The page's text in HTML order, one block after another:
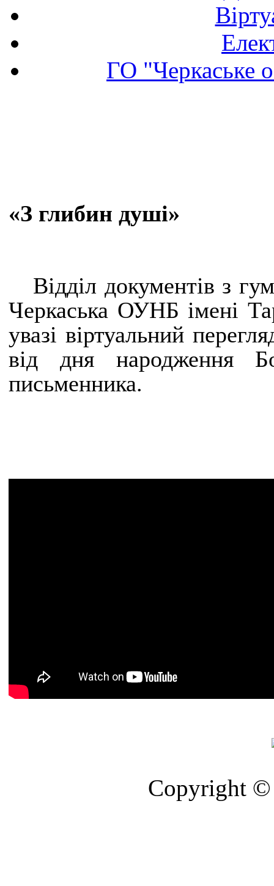
ГО "Черкаське
«З глибин душі»
Відділ документів з
Черкаська ОУНБ імені
увазі віртуальний
від дня народження
письменника.
Copyright ©